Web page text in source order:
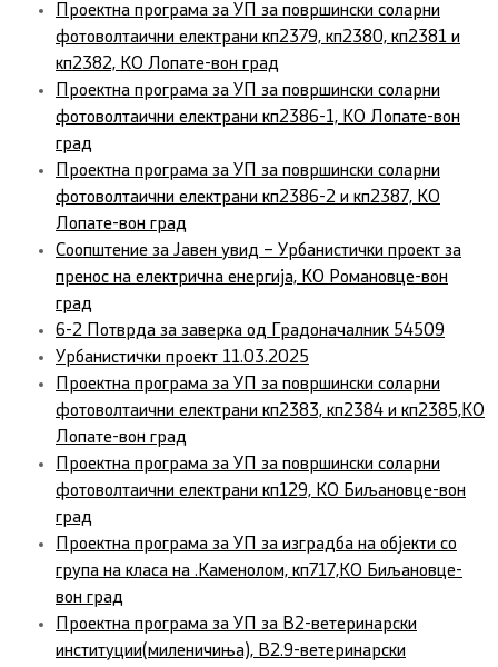
Проектна програма за УП за површински соларни
фотоволтаични електрани кп2379, кп2380, кп2381 и
кп2382, КО Лопате-вон град
Проектна програма за УП за површински соларни
фотоволтаични електрани кп2386-1, КО Лопате-вон
град
Проектна програма за УП за површински соларни
фотоволтаични електрани кп2386-2 и кп2387, КО
Лопате-вон град
Соопштение за Јавен увид – Урбанистички проект за
пренос на електрична енергија, КО Романовце-вон
град
6-2 Потврда за заверка од Градоначалник 54509
Урбанистички проект 11.03.2025
Проектна програма за УП за површински соларни
фотоволтаични електрани кп2383, кп2384 и кп2385,КО
Лопате-вон град
Проектна програма за УП за површински соларни
фотоволтаични електрани кп129, КО Биљановце-вон
град
Проектна програма за УП за изградба на објекти со
група на класа на .Каменолом, кп717,КО Биљановце-
вон град
Проектна програма за УП за В2-ветеринарски
институции(миленичиња), В2.9-ветеринарски